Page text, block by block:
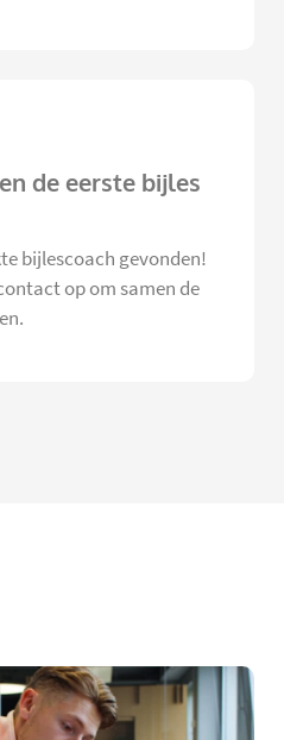
de eerste bijles
bijlescoach gevonden!
op om samen de